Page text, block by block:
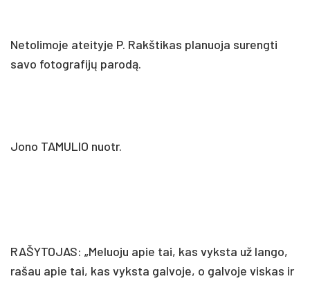
Netolimoje ateityje P. Rakštikas planuoja surengti
savo fotografijų parodą.
Jono TAMULIO nuotr.
RAŠYTOJAS: „Meluoju apie tai, kas vyksta už lango,
rašau apie tai, kas vyksta galvoje, o galvoje viskas ir